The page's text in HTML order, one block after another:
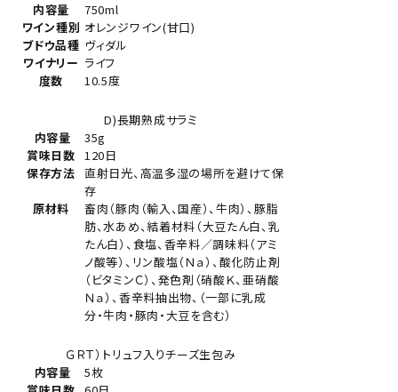
内容量
750ml
ワイン種別 オレンジワイン(甘口)
ブドウ品種 ヴィダル
ワイナリー ライフ
度数
10.5度
D)長期熟成サラミ
内容量
35g
賞味日数 120日
保存方法 直射日光、高温多湿の場所を避けて保
存
原材料
畜肉（豚肉（輸入、国産）、牛肉）、豚脂
肪、水あめ、結着材料（大豆たん白、乳
たん白）、食塩、香辛料／調味料（アミ
ノ酸等）、リン酸塩（Ｎａ）、酸化防止剤
（ビタミンＣ）、発色剤（硝酸Ｋ、亜硝酸
Ｎａ）、香辛料抽出物、（一部に乳成
分・牛肉・豚肉・大豆を含む）
ＧＲＴ）トリュフ入りチーズ生包み
内容量
5枚